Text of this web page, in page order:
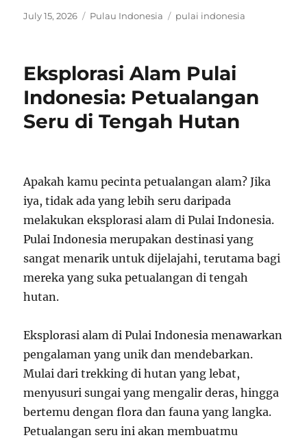
Posted
July 15, 2026 Categories
Pulau Indonesia Tags
pulai indonesia
Eksplorasi Alam Pulai
Indonesia: Petualangan
Seru di Tengah Hutan
Apakah kamu pecinta petualangan alam? Jika
iya, tidak ada yang lebih seru daripada
melakukan eksplorasi alam di Pulai Indonesia.
Pulai Indonesia merupakan destinasi yang
sangat menarik untuk dijelajahi, terutama bagi
mereka yang suka petualangan di tengah
hutan.
Eksplorasi alam di Pulai Indonesia menawarkan
pengalaman yang unik dan mendebarkan.
Mulai dari trekking di hutan yang lebat,
menyusuri sungai yang mengalir deras, hingga
bertemu dengan flora dan fauna yang langka.
Petualangan seru ini akan membuatmu